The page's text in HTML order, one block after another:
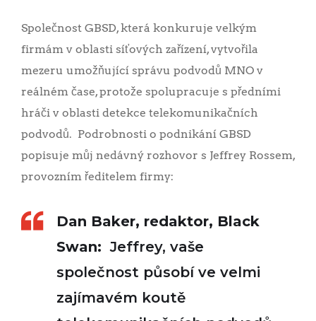
Společnost GBSD, která konkuruje velkým
firmám v oblasti síťových zařízení, vytvořila
mezeru umožňující správu podvodů MNO v
reálném čase, protože spolupracuje s předními
hráči v oblasti detekce telekomunikačních
podvodů. Podrobnosti o podnikání GBSD
popisuje můj nedávný rozhovor s Jeffrey Rossem,
provozním ředitelem firmy:
Dan Baker, redaktor, Black
Swan: Jeffrey, vaše
společnost působí ve velmi
zajímavém koutě